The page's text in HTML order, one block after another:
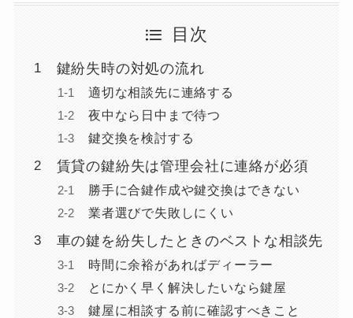
目次
鍵紛失時の対処の流れ
適切な相談先に連絡する
夜中なら日中まで待つ
鍵交換を検討する
賃貸の鍵紛失は管理会社に連絡が必須
勝手に合鍵作成や鍵交換はできない
業者選びで失敗しにくい
車の鍵を紛失したときのベストな相談先
時間に余裕があればディーラー
とにかく早く解決したいなら鍵屋
鍵屋に相談する前に確認すべきこと